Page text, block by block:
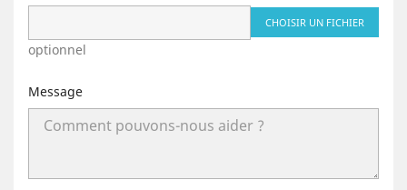
CHOISIR UN FICHIER
optionnel
Message